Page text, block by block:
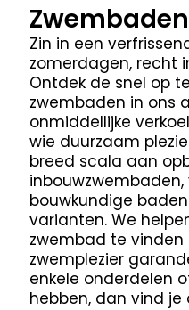
Zwembaden
Zin in een
zomerdagen, recht
Ontdek de snel op
zwembaden in ons
onmiddellijke
wie duurzaam
breed scala aan
bouwkundige
varianten. We
zwembad te
zwemplezier
enkele onderdelen
hebben, dan vind je